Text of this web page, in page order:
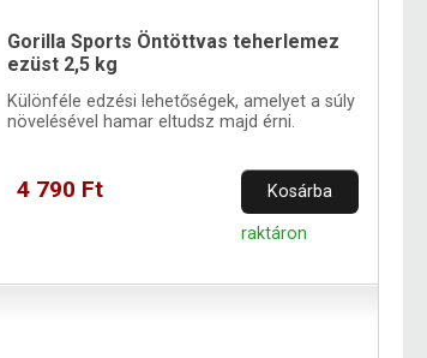
Gorilla Sports Öntöttvas teherlemez
ezüst 2,5 kg
Különféle edzési lehetőségek, amelyet a súly
növelésével hamar eltudsz majd érni.
4 790 Ft Kosárba
raktáron